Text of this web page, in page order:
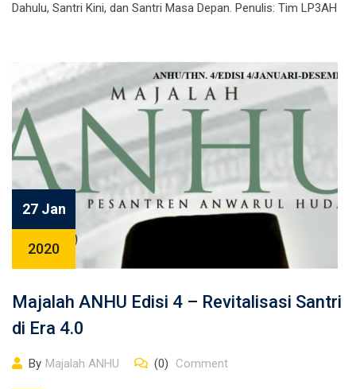
Dahulu, Santri Kini, dan Santri Masa Depan. Penulis: Tim LP3AH
27 Jan
2020
Majalah ANHU Edisi 4 – Revitalisasi Santri
di Era 4.0
By Majalah ANHU (0) Comment